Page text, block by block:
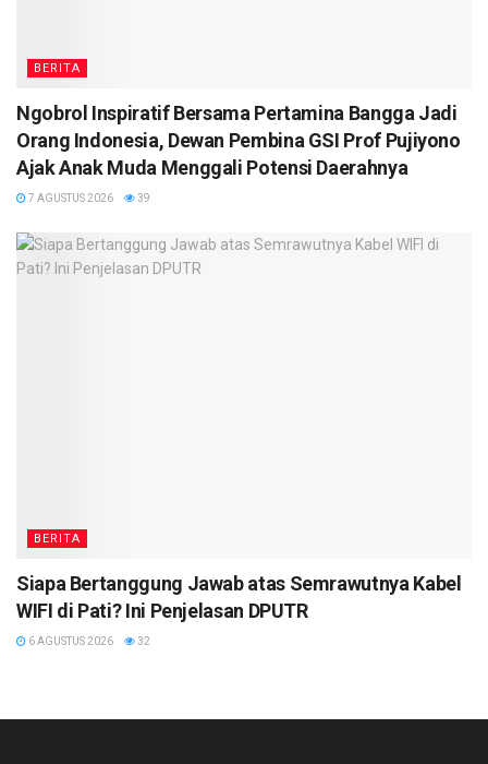
BERITA
Ngobrol Inspiratif Bersama Pertamina Bangga Jadi
Orang Indonesia, Dewan Pembina GSI Prof Pujiyono
Ajak Anak Muda Menggali Potensi Daerahnya
7 AGUSTUS 2026 39
BERITA
Siapa Bertanggung Jawab atas Semrawutnya Kabel
WIFI di Pati? Ini Penjelasan DPUTR
6 AGUSTUS 2026 32